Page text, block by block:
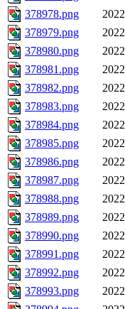
378978.png
378979.png
378980.png
378981.png
378982.png
378983.png
378984.png
378985.png
378986.png
378987.png
378988.png
378989.png
378990.png
378991.png
378992.png
378993.png